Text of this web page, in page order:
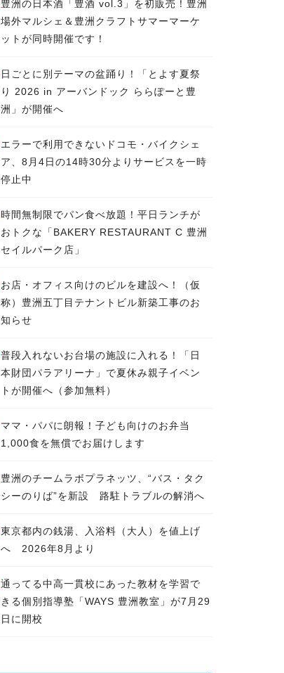
豊洲の日本酒「豊酒 vol.3」を初販売！豊洲
場外マルシェ＆豊洲クラフトサマーマーケ
ットが同時開催です！
日ごとに別テーマの盆踊り！「とよす夏祭
り 2026 in アーバンドック ららぽーと豊
洲」が開催へ
エラーで利用できないドコモ・バイクシェ
ア、8月4日の14時30分よりサービスを一時
停止中
時間無制限でパン食べ放題！平日ランチが
おトクな「BAKERY RESTAURANT C 豊洲
セイルパーク店」
お店・オフィス向けのビルを建設へ！（仮
称）豊洲五丁目テナントビル新築工事のお
知らせ
普段入れないお台場の施設に入れる！「日
本財団パラアリーナ」で夏休み親子イベン
トが開催へ（参加無料）
ママ・パパに朗報！子ども向けのお弁当
1,000食を無償でお届けします
豊洲のチームラボプラネッツ、“バス・タク
シーのりば”を新設 路駐トラブルの解消へ
東京都内の銭湯、入浴料（大人）を値上げ
へ 2026年8月より
通ってる中高一貫校にあった教材を学習で
きる個別指導塾「WAYS 豊洲教室」が7月29
日に開校